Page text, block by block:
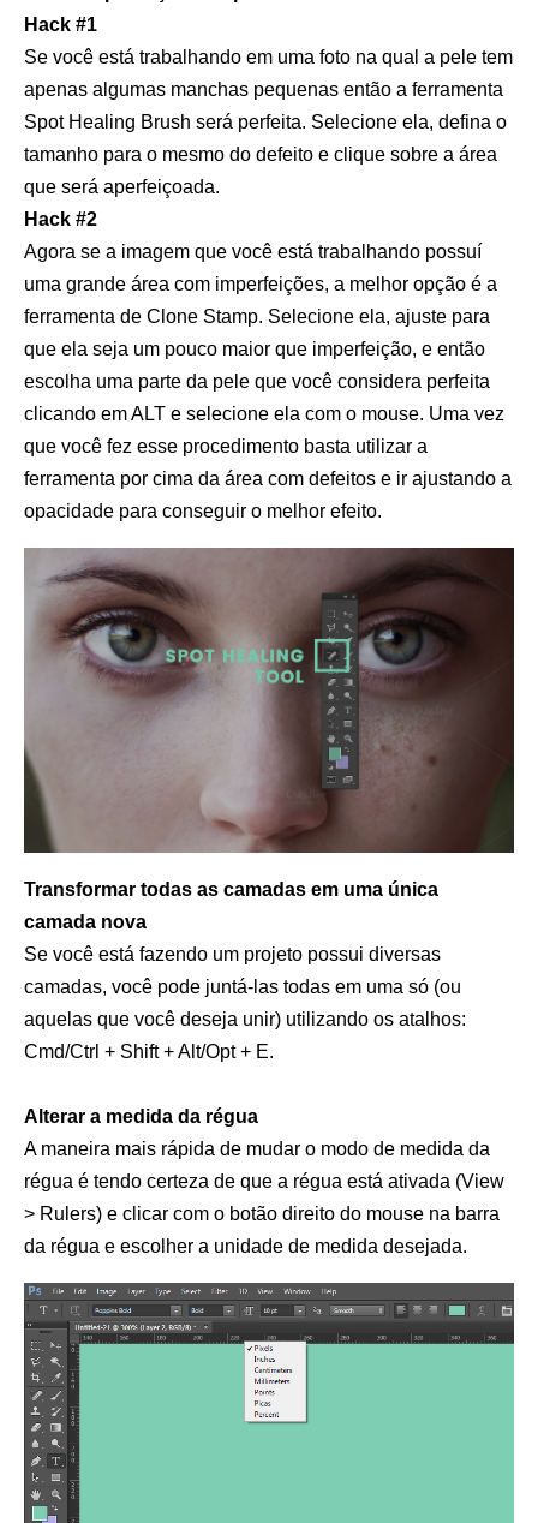
Hack #1
Se você está trabalhando em uma foto na qual a pele tem
apenas algumas manchas pequenas então a ferramenta
Spot Healing Brush será perfeita. Selecione ela, defina o
tamanho para o mesmo do defeito e clique sobre a área
que será aperfeiçoada.
Hack #2
Agora se a imagem que você está trabalhando possuí
uma grande área com imperfeições, a melhor opção é a
ferramenta de Clone Stamp. Selecione ela, ajuste para
que ela seja um pouco maior que imperfeição, e então
escolha uma parte da pele que você considera perfeita
clicando em ALT e selecione ela com o mouse. Uma vez
que você fez esse procedimento basta utilizar a
ferramenta por cima da área com defeitos e ir ajustando a
opacidade para conseguir o melhor efeito.
Transformar todas as camadas em uma única
camada nova
Se você está fazendo um projeto possui diversas
camadas, você pode juntá-las todas em uma só (ou
aquelas que você deseja unir) utilizando os atalhos:
Cmd/Ctrl + Shift + Alt/Opt + E.
Alterar a medida da régua
A maneira mais rápida de mudar o modo de medida da
régua é tendo certeza de que a régua está ativada (View
> Rulers) e clicar com o botão direito do mouse na barra
da régua e escolher a unidade de medida desejada.